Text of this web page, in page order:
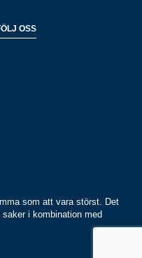
OSS
som att vara störst. Det
i kombination med